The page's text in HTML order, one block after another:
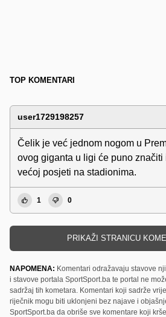
TOP KOMENTARI
user1729198257
Čelik je već jednom nogom u
ovog giganta u ligi će puno
većoj posjeti na stadionima.
1 0
PRIKAŽI STRANICU
NAPOMENA: Komentari odražavaju stavove
i stavove portala SportSport.ba te portal ne
sadržaj tih kometara. Komentari koji sadrže
riječnik mogu biti uklonjeni bez najave i
SportSport.ba da obriše sve komentare koji